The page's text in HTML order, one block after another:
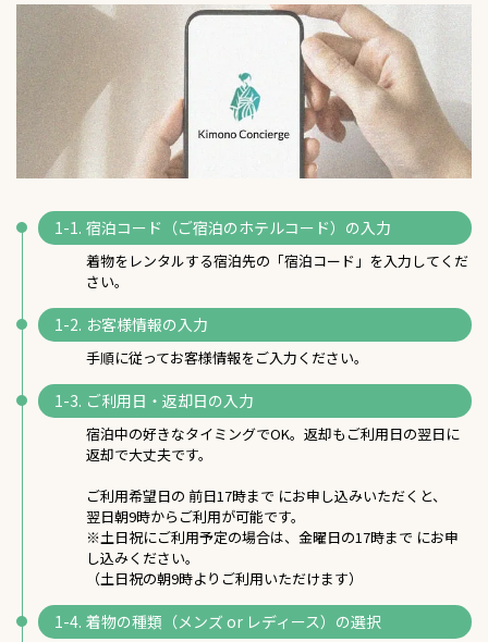
宿泊コード（ご宿泊のホテルコード）の入力
着物をレンタルする宿泊先の「宿泊コード」を入力してくだ
さい。
お客様情報の入力
手順に従ってお客様情報をご入力ください。
ご利用日・返却日の入力
宿泊中の好きなタイミングでOK。返却もご利用日の翌日に
返却で大丈夫です。
ご利用希望日の 前日17時まで にお申し込みいただくと、
翌日朝9時からご利用が可能です。
※土日祝にご利用予定の場合は、金曜日の17時まで にお申
し込みください。
（土日祝の朝9時よりご利用いただけます）
着物の種類（メンズ or レディース）の選択